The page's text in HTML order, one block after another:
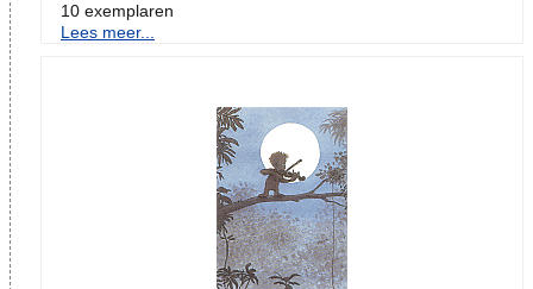
10 exemplaren
Lees meer...